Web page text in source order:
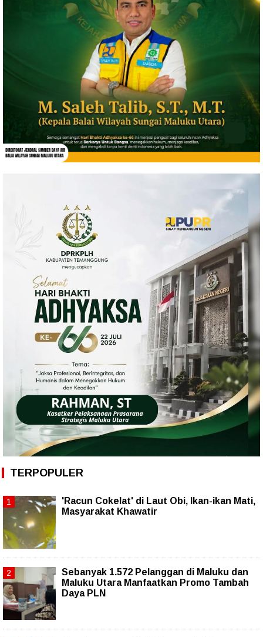
TERPOPULER
'Racun Cokelat' di Laut Obi, Ikan-ikan Mati,
Masyarakat Khawatir
Sebanyak 1.572 Pelanggan di Maluku dan
Maluku Utara Manfaatkan Promo Tambah
Daya PLN